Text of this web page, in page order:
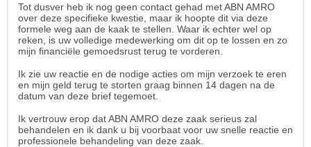
Tot dusver heb ik nog geen contact gehad met ABN AMRO
over deze specifieke kwestie, maar ik hoopte dit via deze
formele weg aan de kaak te stellen. Waar ik echter wel op
reken, is uw volledige medewerking om dit op te lossen en zo
mijn financiële gemoedsrust terug te vorderen.
Ik zie uw reactie en de nodige acties om mijn verzoek te eren
en mijn geld terug te storten graag binnen 14 dagen na de
datum van deze brief tegemoet.
Ik vertrouw erop dat ABN AMRO deze zaak serieus zal
behandelen en ik dank u bij voorbaat voor uw snelle reactie en
professionele behandeling van deze zaak.